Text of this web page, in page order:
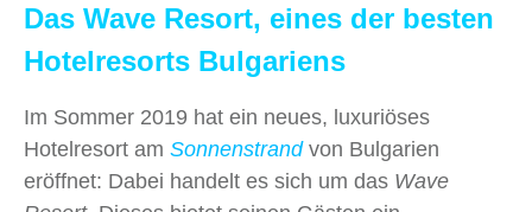
Das Wave Resort, eines der besten
Hotelresorts Bulgariens
Im Sommer 2019 hat ein neues, luxuriöses
Hotelresort am Sonnenstrandvon Bulgarien
eröffnet: Dabei handelt es sich um das Wave